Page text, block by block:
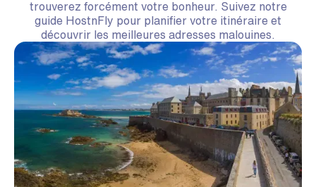
trouverez forcément votre bonheur. Suivez notre
guide HostnFly pour planifier votre itinéraire et
découvrir les meilleures adresses malouines.